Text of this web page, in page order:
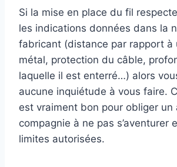
Si la mise en place du fil
les indications données dans la
fabricant (distance par rapport à
métal, protection du câble,
laquelle il est enterré…) alors
aucune inquiétude à vous faire.
est vraiment bon pour obliger un
compagnie à ne pas s’aventurer
limites autorisées.